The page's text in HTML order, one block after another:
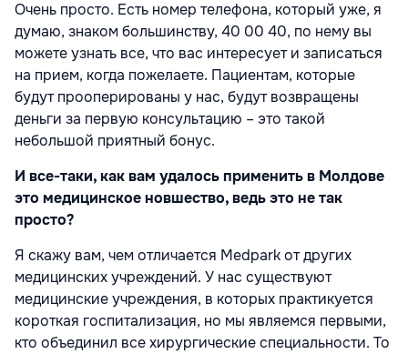
Очень просто. Есть номер телефона, который уже, я
думаю, знаком большинству, 40 00 40, по нему вы
можете узнать все, что вас интересует и записаться
на прием, когда пожелаете. Пациентам, которые
будут прооперированы у нас, будут возвращены
деньги за первую консультацию – это такой
небольшой приятный бонус.
И все-таки, как вам удалось применить в Молдове
это медицинское новшество, ведь это не так
просто?
Я скажу вам, чем отличается Medpark от других
медицинских учреждений. У нас существуют
медицинские учреждения, в которых практикуется
короткая госпитализация, но мы являемся первыми,
кто объединил все хирургические специальности. То